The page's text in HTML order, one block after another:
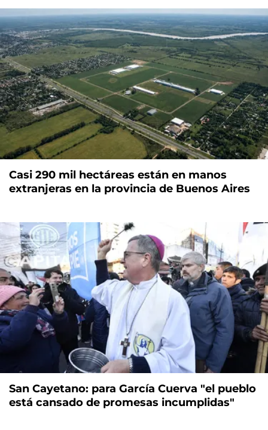
Casi 290 mil hectáreas están en manos
extranjeras en la provincia de Buenos Aires
San Cayetano: para García Cuerva "el pueblo
está cansado de promesas incumplidas"